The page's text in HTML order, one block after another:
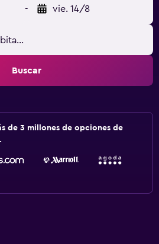
- vie. 14/8
Buscar
de 3 millones de opciones de